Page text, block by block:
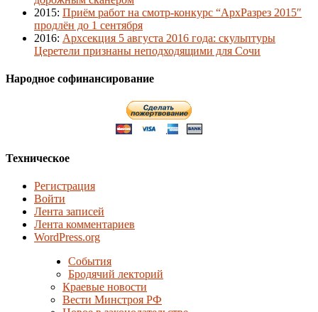
2015: Приём работ на смотр-конкурс “АрхРазрез 2015″
продлён до 1 сентября
2016: Архсекция 5 августа 2016 года: скульптуры
Церетели признаны неподходящими для Сочи
Народное софинансирование
Техническое
Регистрация
Войти
Лента записей
Лента комментариев
WordPress.org
События
Бродячий лекторий
Краевые новости
Вести Минстроя РФ